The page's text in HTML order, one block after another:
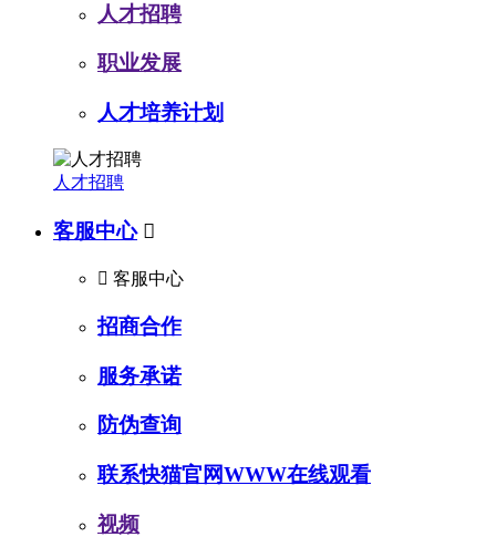
人才招聘
职业发展
人才培养计划
人才招聘
客服中心 
 客服中心
招商合作
服务承诺
防伪查询
联系快猫官网WWW在线观看
视频